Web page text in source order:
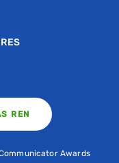
REN
Awards